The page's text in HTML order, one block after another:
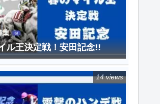
ル王決定戦！安田記念!!
14 views